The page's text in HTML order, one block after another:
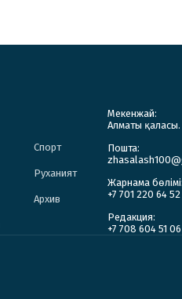
Спорт
Руханият
Архив
Мекенжай:
Алматы
Пошта:
Жарнама бөлімі:
+7 701 220 64 52
Редакция:
+7 708 604 51